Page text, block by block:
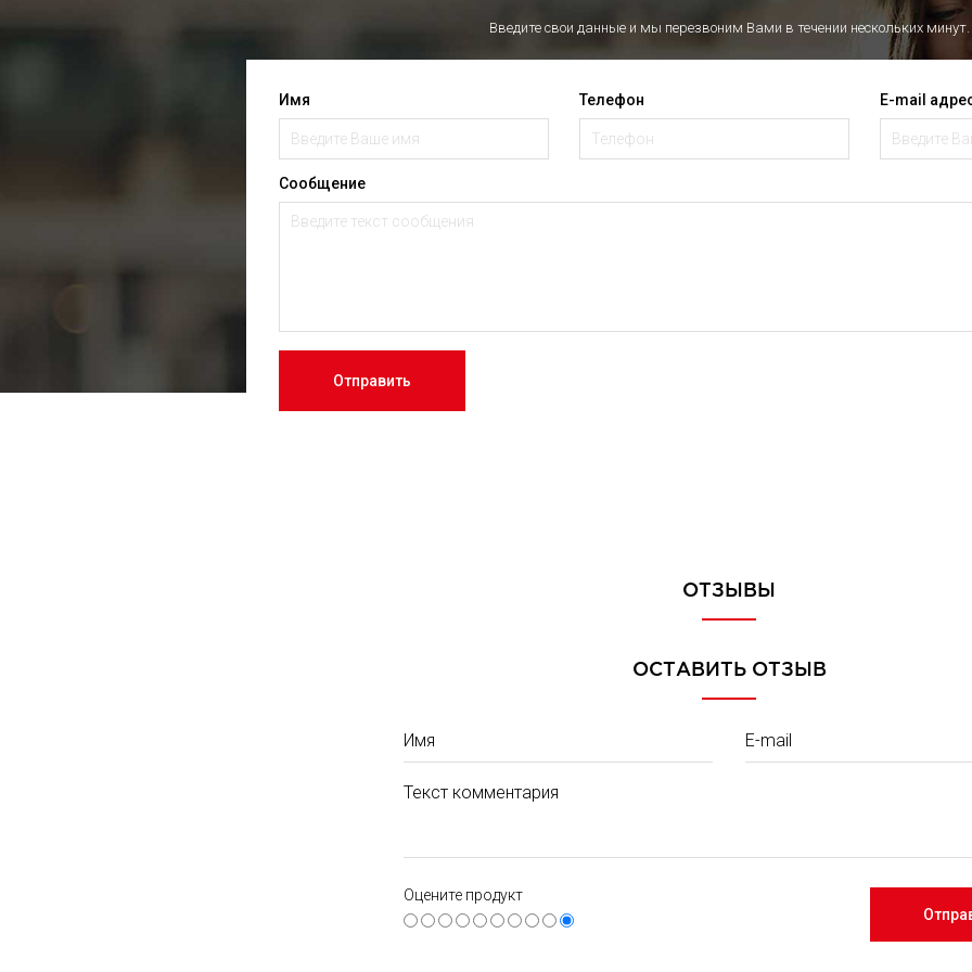
Введите свои данные и мы перезвоним Вами в течении нескольких минут.
Имя Телефон E-mail
Сообщение
Отправить
ОТЗЫВЫ
ОСТАВИТЬ ОТЗЫВ
Имя E-mail
Текст комментария
Оцените продукт